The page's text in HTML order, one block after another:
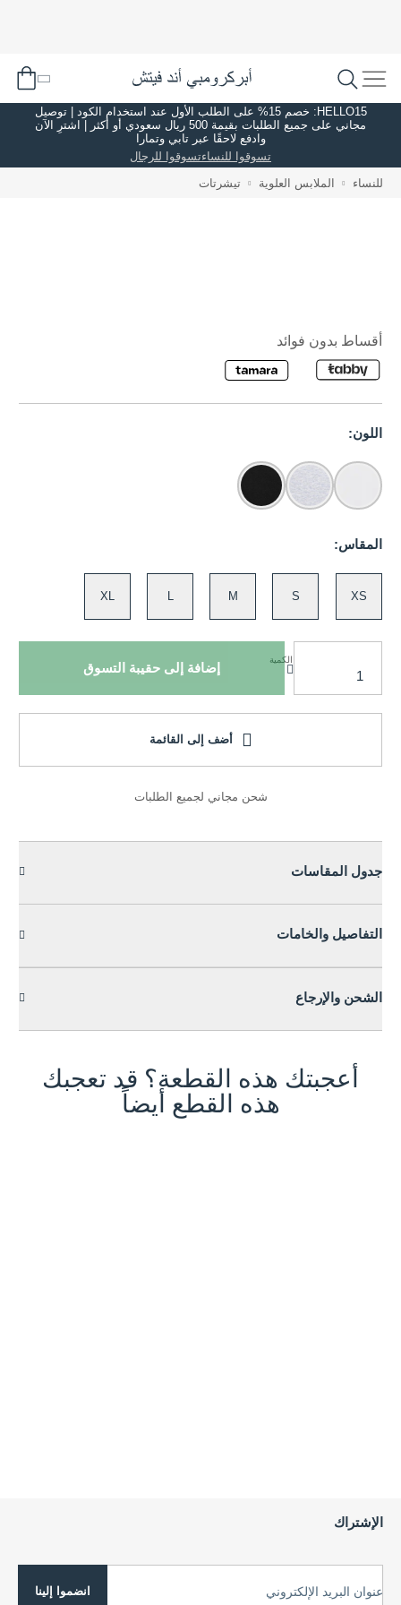
HELLO15: خصم 15% على الطلب الأول عند استخدام الكود | توصيل
مجاني على جميع الطلبات بقيمة 500 ريال سعودي أو أكثر | اشترِ الآن
وادفع لاحقًا عبر تابي وتمارا
تسوقوا للنساءتسوقوا للرجال
للنساء الملابس العلوية تيشرتات
أقساط بدون فوائد
اللون:
المقاس:
XS
S
M
L
XL
الكمية
إضافة إلى حقيبة التسوق
أضف إلى القائمة
شحن مجاني لجميع الطلبات
جدول المقاسات
التفاصيل والخامات
الشحن والإرجاع
أعجبتك هذه القطعة؟ قد تعجبك
هذه القطع أيضاً
الإشتراك
عنوان البريد الإلكتروني انضموا إلينا